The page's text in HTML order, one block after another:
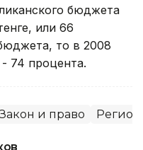
бюджета
или 66
то в 2008
74 процента.
Закон и право